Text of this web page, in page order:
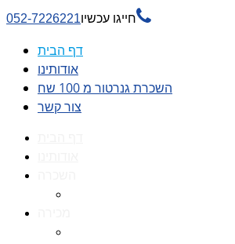
חייגו עכשיו052-7226221 
דף הבית
אודותינו
השכרת גנרטור מ 100 שח
צור קשר